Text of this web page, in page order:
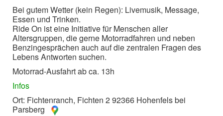
Bei gutem Wetter (kein Regen): Livemusik, Message,
Essen und Trinken.
Ride On ist eine Initiative für Menschen aller
Altersgruppen, die gerne Motorradfahren und neben
Benzingesprächen auch auf die zentralen Fragen des
Lebens Antworten suchen.
Motorrad-Ausfahrt ab ca. 13h
Infos
Ort: Fichtenranch, Fichten 2 92366 Hohenfels bei
Parsberg